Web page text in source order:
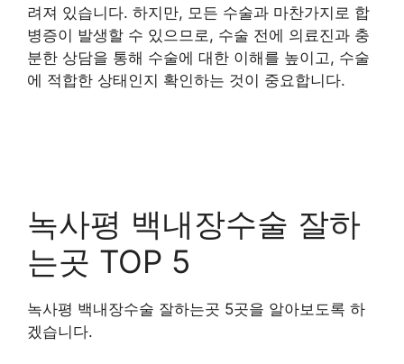
려져 있습니다. 하지만, 모든 수술과 마찬가지로 합
병증이 발생할 수 있으므로, 수술 전에 의료진과 충
분한 상담을 통해 수술에 대한 이해를 높이고, 수술
에 적합한 상태인지 확인하는 것이 중요합니다.
녹사평 백내장수술 잘하
는곳 TOP 5
녹사평 백내장수술 잘하는곳 5곳을 알아보도록 하
겠습니다.